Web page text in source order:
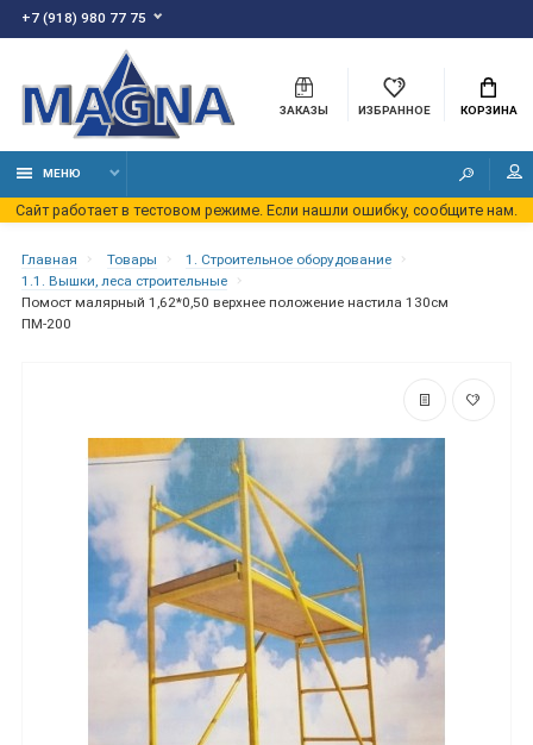
+7 (918) 980 77 75
ЗАКАЗЫ ИЗБРАННОЕ КОРЗИНА
МЕНЮ
Сайт работает в тестовом режиме. Если нашли ошибку, сообщите нам.
Главная Товары
1. Строительное оборудование
1.1. Вышки, леса строительные
Помост малярный 1,62*0,50 верхнее положение настила 130см
ПМ-200